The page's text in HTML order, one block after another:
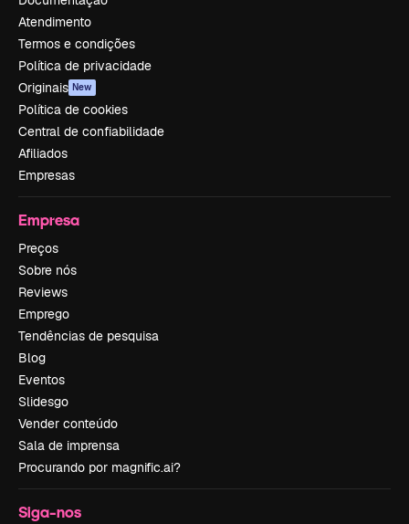
Atendimento
Termos e condições
Política de privacidade
Originais New
Política de cookies
Central de confiabilidade
Afiliados
Empresas
Empresa
Preços
Sobre nós
Reviews
Emprego
Tendências de pesquisa
Blog
Eventos
Slidesgo
Vender conteúdo
Sala de imprensa
Procurando por magnific.ai?
Siga-nos